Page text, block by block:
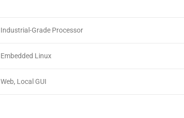
Industrial-Grade Processor
Embedded Linux
Web, Local GUI